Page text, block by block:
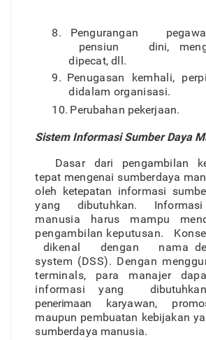
8. Pengurangan
pensiun dini,
dipecat, dll.
9. Penugasan kemhali,
didalam organisasi.
10. Perubahan pekerjaan.
Sistem Informasi Sumber Daya
Dasar dari pengambilan
tepat mengenai sumberdaya
oleh ketepatan informasi
yangdibutuhkan. Informas
manusia harus mampu
pengambilan keputusan. Konse
dikenal dengan nama
system (DSS). Dengan
terminals, para manajer
informasi yang dibutuhkan
penerimaan karyawan,
maupun pembuatan kebijakan
sumberdaya manusia.